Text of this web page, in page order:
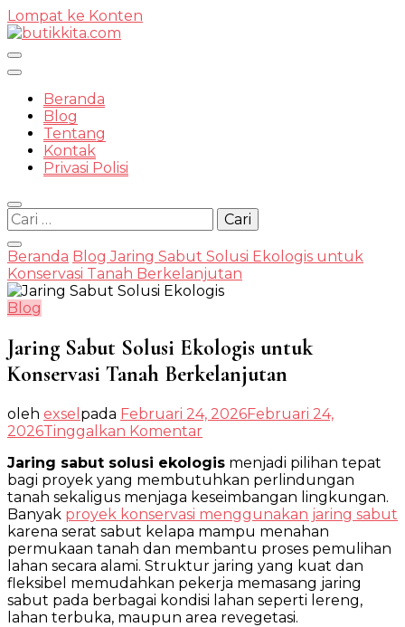
Lompat ke Konten
Beranda
Blog
Tentang
Kontak
Privasi Polisi
Cari
untuk:
Beranda BlogJaring Sabut Solusi Ekologis untuk
Konservasi Tanah Berkelanjutan
Blog
Jaring Sabut Solusi Ekologis untuk
Konservasi Tanah Berkelanjutan
oleh exsel pada Februari 24, 2026Februari 24,
2026Tinggalkan Komentar
Sabut
Solusi
Ekologis
untuk
Konservasi
Tanah
Berkelanjutan
Jaring sabut solusi ekologis menjadi pilihan tepat
bagi proyek yang membutuhkan perlindungan
tanah sekaligus menjaga keseimbangan lingkungan.
Banyak proyek konservasi menggunakan jaring sabut
karena serat sabut kelapa mampu menahan
permukaan tanah dan membantu proses pemulihan
lahan secara alami. Struktur jaring yang kuat dan
fleksibel memudahkan pekerja memasang jaring
sabut pada berbagai kondisi lahan seperti lereng,
lahan terbuka, maupun area revegetasi.